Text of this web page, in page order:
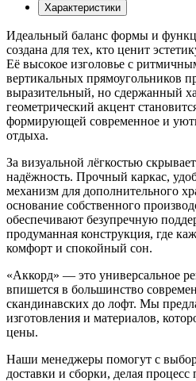
Характеристики
Идеальный баланс формы и
создана для тех, кто ценит
Её высокое изголовье с
вертикальных прямоугольников
выразительный, но сдержанный
геометрический акцент
формирующей современное и
отдыха.
За визуальной лёгкостью
надёжность. Прочный каркас,
механизм для дополнительного
основание собственного
обеспечивают безупречную
продуманная конструкция, где
комфорт и спокойный сон.
«Аккорд» — это универсальное
впишется в большинство
скандинавских до лофт. Мы
изготовления и материалов,
цены.
Наши менеджеры помогут с
доставки и сборки, делая